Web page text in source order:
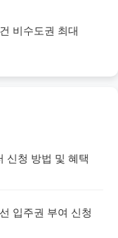
비수도권 최대
신청 방법 및 혜택
입주권 부여 신청